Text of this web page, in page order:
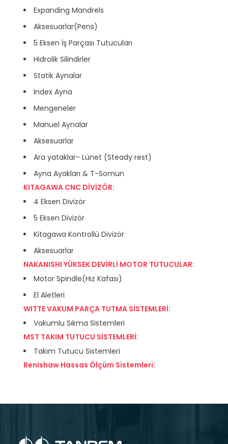
Expanding Mandrels
Aksesuarlar(Pens)
5 Eksen İş Parçası Tutucuları
Hidrolik Silindirler
Statik Aynalar
Index Ayna
Mengeneler
Manuel Aynalar
Aksesuarlar
Ara yataklar- Lünet (Steady rest)
Ayna Ayakları & T-Somun
KITAGAWA CNC DİVİZÖR:
4 Eksen Divizör
5 Eksen Divizör
Kitagawa Kontrollü Divizör
Aksesuarlar
NAKANISHI YÜKSEK DEVİRLİ MOTOR TUTUCULAR:
Motor Spindle(Hız Kafası)
El Aletleri
WITTE VAKUM PARÇA TUTMA SİSTEMLERİ:
Vakumlu Sıkma Sistemleri
MST TAKIM TUTUCU SİSTEMLERİ:
Takım Tutucu Sistemleri
RenIshaw Hassas Ölçüm Sistemleri: